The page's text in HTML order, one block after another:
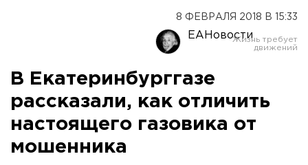
Оренбург
8 ФЕВРАЛЯ 2018 В 15:33
ЕАНовости
В Екатеринбурггазе
рассказали, как отличить
настоящего газовика от
мошенника